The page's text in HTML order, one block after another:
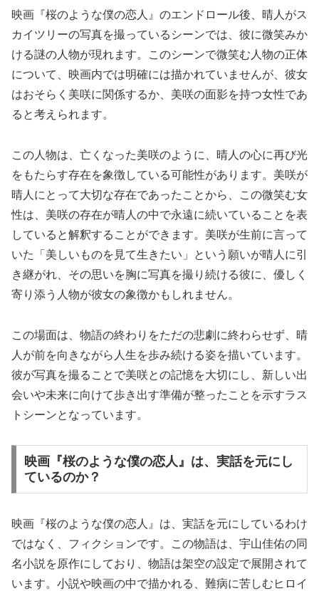
映画『桜のような僕の恋人』のエンドロール後、晴人がス
カイツリーの写真を撮っているシーンでは、彼に微笑みか
ける謎の人物が現れます。このシーンで微笑む人物の正体
について、映画内では明確には描かれていませんが、彼女
はおそらく美咲に関係するか、美咲の面影を持つ女性であ
ると考えられます。
この人物は、亡くなった美咲のように、晴人の心に再び光
をもたらす存在を象徴している可能性があります。美咲が
晴人にとって大切な存在であったことから、この微笑む女
性は、美咲の存在が晴人の中で永遠に続いていることを表
していると解釈することができます。美咲が生前に言って
いた「美しいものを見て生きたい」という願いが晴人に引
き継がれ、その思いを胸に写真を撮り続ける彼に、優しく
寄り添う人物が彼女の象徴かもしれません。
この場面は、物語の終わりをただの悲劇に終わらせず、晴
人が前を向きながら人生を歩み続ける姿を描いています。
彼が写真を撮ることで美咲との記憶を大切にし、新しい出
会いや未来に向けて歩き出す準備が整ったことを示すラス
トシーンとなっています。
映画『桜のような僕の恋人』は、実話を元にし
ているのか？
映画『桜のような僕の恋人』は、実話を元にしているわけ
ではなく、フィクションです。この物語は、宇山佳佑の同
名小説を原作にしており、物語は架空の設定で展開されて
います。小説や映画の中で描かれる、難病に苦しむヒロイ